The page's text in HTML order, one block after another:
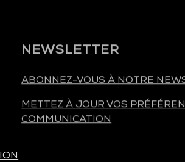
NEWSLETTER
ABONNEZ-VOUS À NOTRE
METTEZ À JOUR VOS
COMMUNICATION